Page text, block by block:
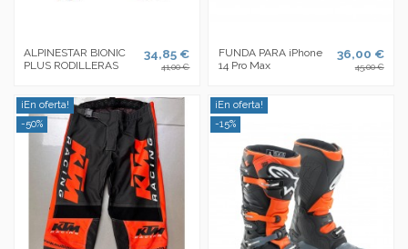
ALPINESTAR BIONIC
PLUS RODILLERAS
34,85 €
41,00 €
FUNDA PARA iPhone
14 Pro Max
36,00 €
45,00 €
¡En oferta!
-50%
¡En oferta!
-15%